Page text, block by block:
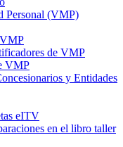
Personal (VMP)
de VMP
VMP
y Entidades
eITV
en el libro taller